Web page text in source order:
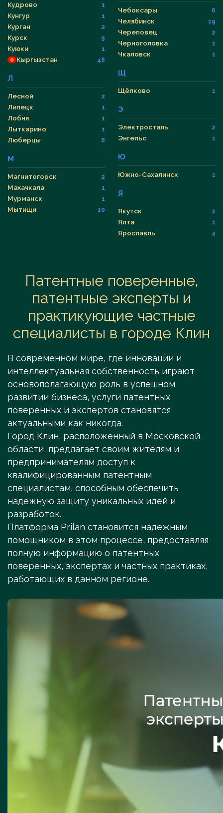
Кудрово 1
Кунгур 1
Курган 2
Курск 9
Куюки 1
Кыргызстан 48
Л
Лесной 2
Липецк 1
Лобня 1
Лыткарино 1
Люберцы 8
М
Магнитогорск 2
Махачкала 1
Мурманск 1
Мытищи 10
Чебоксары 6
Челябинск 19
Череповец 2
Черноголовка 1
Чкаловск 1
Щ
Щёлково 1
Э
Электросталь 2
Энгельс 1
Ю
Южно-Сахалинск 1
Я
Якутск 2
Ялта 1
Ярославль 4
Патентные поверенные,
патентные эксперты и
практикующие частные
специалисты в городе Клин
В современном мире, где инновации и
интеллектуальная собственность играют
основополагающую роль в успешном
развитии бизнеса, услуги патентных
поверенных и экспертов становятся
актуальными как никогда.
Город Клин, расположенный в Московской
области, предлагает своим жителям и
предпринимателям доступ к
квалифицированным патентным
специалистам, способным обеспечить
надежную защиту уникальных идей и
разработок.
Платформа Prilan становится надежным
помощником в этом процессе, предоставляя
полную информацию о патентных
поверенных, экспертах и частных практиках,
работающих в данном регионе.